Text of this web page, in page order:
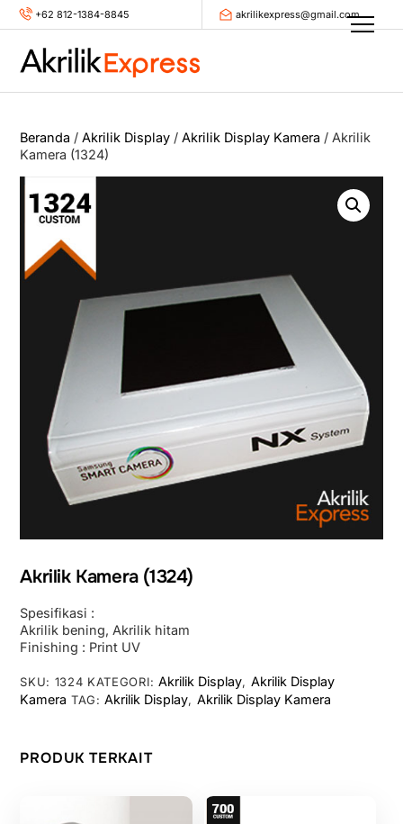
Skip
+62 812-1384-8845 akrilikexpress@gmail.com
Beranda /Akrilik Display /Akrilik Display Kamera / Akrilik
Kamera (1324)
Akrilik Kamera (1324)
Spesifikasi :
Akrilik bening, Akrilik hitam
Finishing : Print UV
SKU: 1324 KATEGORI:Akrilik Display, Akrilik Display
Kamera TAG:Akrilik Display, Akrilik Display Kamera
PRODUK TERKAIT